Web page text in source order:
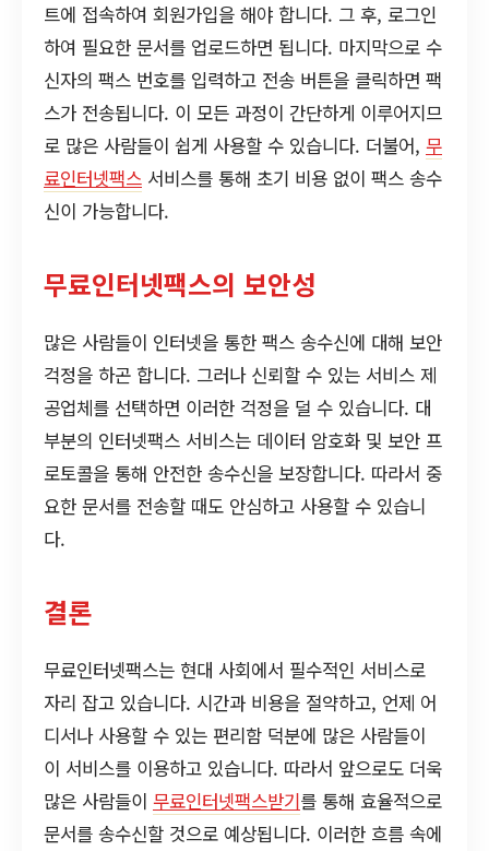
트에 접속하여 회원가입을 해야 합니다. 그 후, 로그인
하여 필요한 문서를 업로드하면 됩니다. 마지막으로 수
신자의 팩스 번호를 입력하고 전송 버튼을 클릭하면 팩
스가 전송됩니다. 이 모든 과정이 간단하게 이루어지므
로 많은 사람들이 쉽게 사용할 수 있습니다. 더불어, 무
료인터넷팩스 서비스를 통해 초기 비용 없이 팩스 송수
신이 가능합니다.
무료인터넷팩스의 보안성
많은 사람들이 인터넷을 통한 팩스 송수신에 대해 보안
걱정을 하곤 합니다. 그러나 신뢰할 수 있는 서비스 제
공업체를 선택하면 이러한 걱정을 덜 수 있습니다. 대
부분의 인터넷팩스 서비스는 데이터 암호화 및 보안 프
로토콜을 통해 안전한 송수신을 보장합니다. 따라서 중
요한 문서를 전송할 때도 안심하고 사용할 수 있습니
다.
결론
무료인터넷팩스는 현대 사회에서 필수적인 서비스로
자리 잡고 있습니다. 시간과 비용을 절약하고, 언제 어
디서나 사용할 수 있는 편리함 덕분에 많은 사람들이
이 서비스를 이용하고 있습니다. 따라서 앞으로도 더욱
많은 사람들이 무료인터넷팩스받기를 통해 효율적으로
문서를 송수신할 것으로 예상됩니다. 이러한 흐름 속에